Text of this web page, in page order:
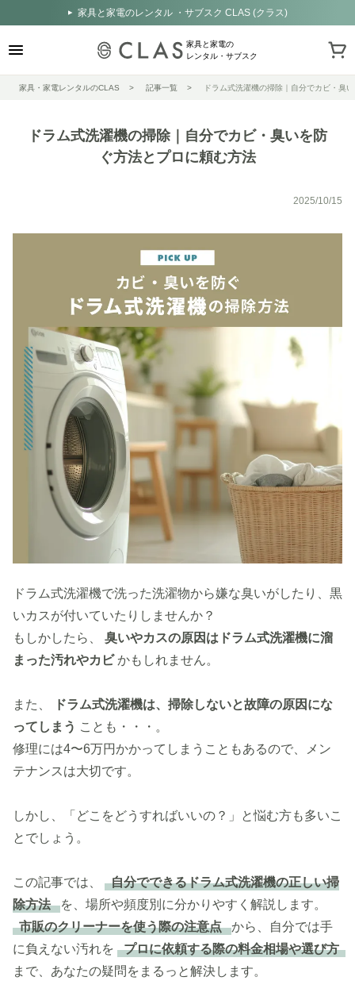
家具と家電のレンタル ・サブスク CLAS (クラス)
家具と家電の
レンタル・サブスク
家具・家電レンタルのCLAS 記事一覧 ドラム式洗濯機の掃除｜自分でカビ・臭
ドラム式洗濯機の掃除｜自分でカビ・臭いを防
ぐ方法とプロに頼む方法
2025/10/15
ドラム式洗濯機で洗った洗濯物から嫌な臭いがしたり、黒
いカスが付いていたりしませんか？
もしかしたら、 臭いやカスの原因はドラム式洗濯機に溜
まった汚れやカビかもしれません。
また、
ドラム式洗濯機は、掃除しないと故障の原因にな
ってしまう ことも・・・。
修理には4〜6万円かかってしまうこともあるので、メン
テナンスは大切です。
しかし、「どこをどうすればいいの？」と悩む方も多いこ
とでしょう。
この記事では、
自分でできるドラム式洗濯機の正しい掃
除方法 を、場所や頻度別に分かりやすく解説します。
市販のクリーナーを使う際の注意点 から、自分では手
に負えない汚れを
プロに依頼する際の料金相場や選び方
まで、あなたの疑問をまるっと解決します。